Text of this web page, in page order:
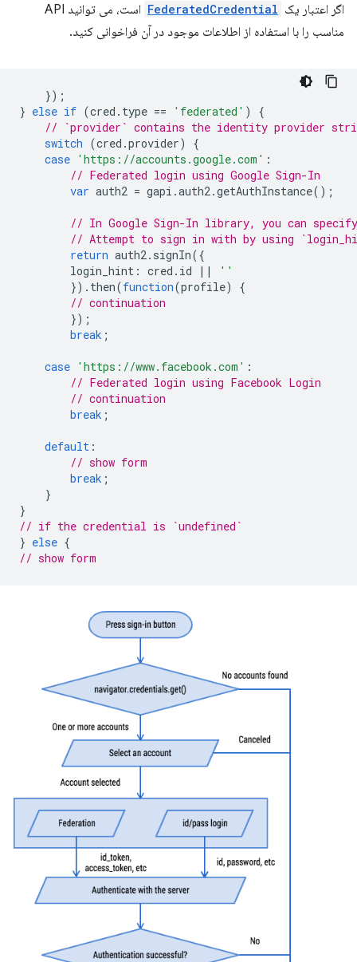
اگر اعتبار یک FederatedCredential
است، می توانید API
مناسب را با استفاده از اطلاعات موجود در آن فراخوانی کنید.
});
} else if (cred . type == 'federated' )
{
// `provider` contains the identity provider
switch (cred .provider)
{
case 'https://accounts.google.com' :
// Federated login using Google Sign-In
var auth2 = gapi .auth2 .getAuthInstance();
// In Google Sign-In library, you can
// Attempt to sign in with by using
return auth2 . signIn({
login_hint : cred . id ||
''
}). then(function(profile)
{
// continuation
});
break ;
case 'https://www.facebook.com' :
// Federated login using Facebook Login
// continuation
break ;
default :
// show form
break ;
}
}
// if the credential is `undefined`
} else {
// show form